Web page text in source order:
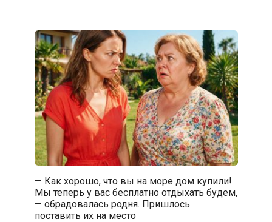
— Как хорошо, что вы на море дом купили!
Мы теперь у вас бесплатно отдыхать будем,
— обрадовалась родня. Пришлось
поставить их на место